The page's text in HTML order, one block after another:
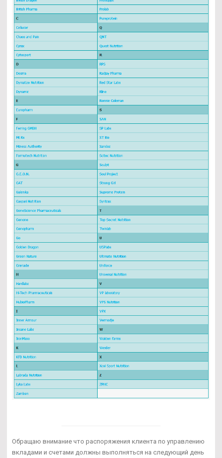
Обращаю внимание что распоряжения клиента по управлению
вкладами и счетами должны выполняться на следующий день